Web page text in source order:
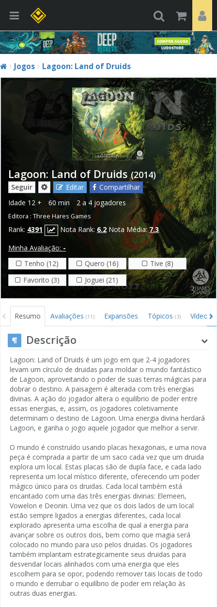
Jogos Lagoon: Land of Druids
Lagoon: Land of Druids (2014)
Seguir Editar
Compartilhar
Idade 12 + 60 min 2 a 4 jogadores
Editora : Three Hares Games
Rank: 4391 Nota Rank: 6.2 Nota Média:7.3
Minha Avaliação: -
Tenho (12)
Quero (16)
Tive (8)
Favorito (3)
Joguei (21)
Resumo Avaliações (11) Expansões Tópicos (3) Vídeos
Descrição
Lagoon: Land of Druids é um jogo em que 2-4 jogadores
levam um círculo de druidas para moldar o mundo fantástico
de Lagoon, aproveitando o poder de suas terras mágicas para
dobrar o destino. A paisagem é alterada com três energias
divinas. A ação do jogador altera o equilíbrio de poder entre
essas energias, e, assim, os jogadores coletivamente
determinam o destino de Lagoon. Uma energia divina herdará
Lagoon, e ganha o jogo aquele jogador que melhor a servir.
O mundo é construído usando placas hexagonais, e uma nova
peça é comprada a partir de um saco cada vez que um druida
explora um local. Estas placas são de dupla face, e cada lado
representa um local místico diferente, oferecendo um poder
mágico único para os druidas. Cada local também está
encantado com uma das três energias divinas: Elemeen,
Vowelon e Deonin. Uma vez que os dois lados de um local
estão sempre ligados a energias diferentes, cada local
explorado apresenta uma escolha de qual a energia para
avançar sobre os outros dois, bem como que magia será
colocado no mundo para uso pelos druidas. Os jogadores
também implantam estrategicamente seus druidas para
desvendar locais alinhados com uma energia que eles
escolhem para se opor, podendo remover tais locais de todo
o mundo e derrubar o equilíbrio de poder em relação às
outras duas energias.